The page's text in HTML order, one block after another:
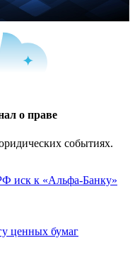
о праве
событиях.
иск к «Альфа-Банку»
ценных бумаг